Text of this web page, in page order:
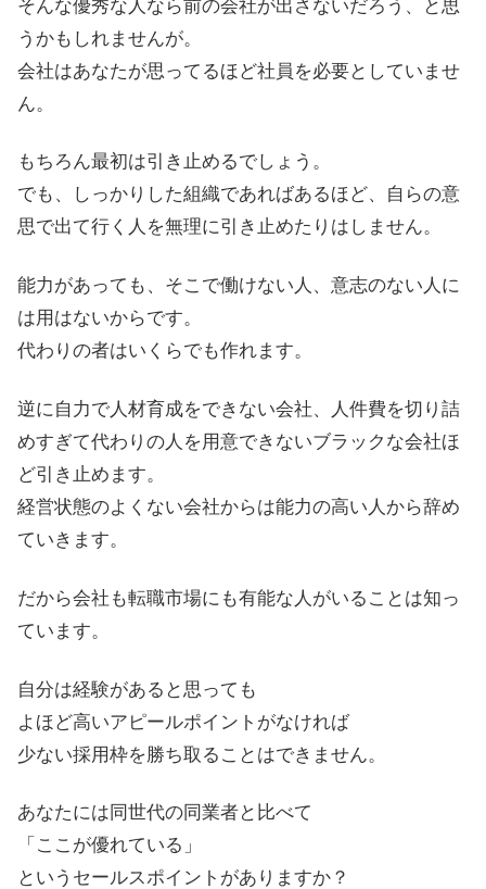
そんな優秀な人なら前の会社が出さないだろう、と思
うかもしれませんが。
会社はあなたが思ってるほど社員を必要としていませ
ん。
もちろん最初は引き止めるでしょう。
でも、しっかりした組織であればあるほど、自らの意
思で出て行く人を無理に引き止めたりはしません。
能力があっても、そこで働けない人、意志のない人に
は用はないからです。
代わりの者はいくらでも作れます。
逆に自力で人材育成をできない会社、人件費を切り詰
めすぎて代わりの人を用意できないブラックな会社ほ
ど引き止めます。
経営状態のよくない会社からは能力の高い人から辞め
ていきます。
だから会社も転職市場にも有能な人がいることは知っ
ています。
自分は経験があると思っても
よほど高いアピールポイントがなければ
少ない採用枠を勝ち取ることはできません。
あなたには同世代の同業者と比べて
「ここが優れている」
というセールスポイントがありますか？